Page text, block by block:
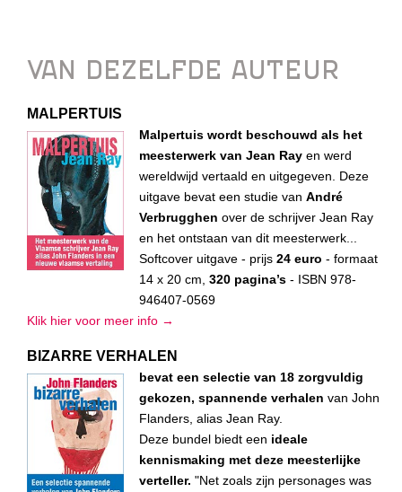
VAN DEZELFDE AUTEUR
MALPERTUIS
Malpertuis wordt beschouwd als het
meesterwerk van Jean Ray en werd
wereldwijd vertaald en uitgegeven. Deze
uitgave bevat een studie van André
Verbrugghen over de schrijver Jean Ray
en het ontstaan van dit meesterwerk...
Softcover uitgave - prijs 24 euro - formaat
14 x 20 cm, 320 pagina’s - ISBN 978-
946407-0569
Klik hier voor meer info →
BIZARRE VERHALEN
bevat een selectie van 18 zorgvuldig
gekozen, spannende verhalen van John
Flanders, alias Jean Ray.
Deze bundel biedt een ideale
kennismaking met deze meesterlijke
verteller. "Net zoals zijn personages was